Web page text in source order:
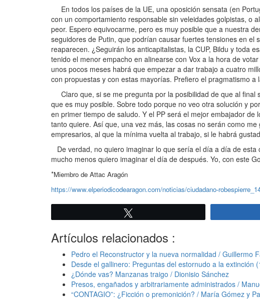
En todos los países de la UE, una oposición sensata (en
con un comportamiento responsable sin veleidades golpistas, o
peor. Espero equivocarme, pero es muy posible que a nuestra
seguidores de Putin, que podrían causar fuertes tensiones en
reaparecen. ¿Seguirán los anticapitalistas, la CUP, Bildu y toda
tenido el menor empacho en alinearse con Vox a la hora de
unos pocos meses habrá que empezar a dar trabajo a cuatro
con propuestas y con estas mayorías. Prefiero el pragmatismo
Claro que, si se me pregunta por la posibilidad de que al final
que es muy posible. Sobre todo porque no veo otra solución y
en primer tiempo de saludo. Y el PP será el mejor embajador
tanto quiere. Así que, una vez más, las cosas no serán como
empresarios, al que la mínima vuelta al trabajo, si le habrá
De verdad, no quiero imaginar lo que sería el día a día de
mucho menos quiero imaginar el día de después. Yo, con este
*Miembro de Attac Aragón
https://www.elperiodicodearagon.com/noticias/ciudadano-
Artículos relacionados :
Pedro el Reconstructor y la nueva normalidad / Guillermo
Desde el gallinero: Preguntas del estornudo a la extinción
¿Dónde vas? Manzanas traigo / Dionisio Sánchez
Presos, engañados y arbitrariamente administrados /
“CONTAGIO”: ¿Ficción o premonición? / María Gómez y